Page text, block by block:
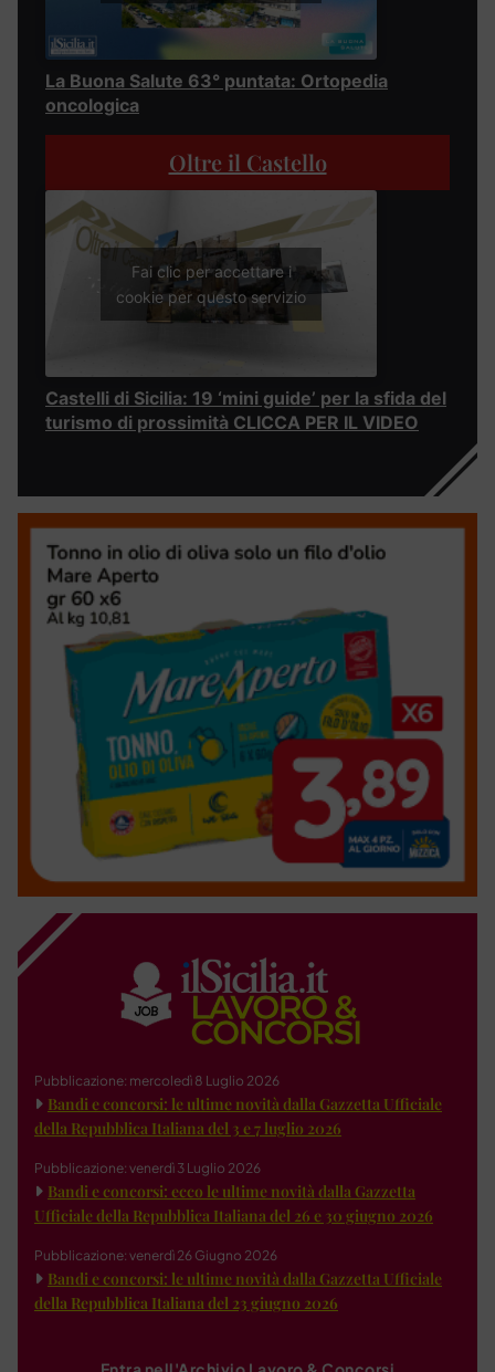
La Buona Salute 63° puntata: Ortopedia
oncologica
Oltre il Castello
Fai clic per accettare i
cookie per questo servizio
Castelli di Sicilia: 19 ‘mini guide’ per la sfida del
turismo di prossimità CLICCA PER IL VIDEO
Pubblicazione: mercoledì 8 Luglio 2026
Bandi e concorsi: le ultime novità dalla Gazzetta Ufficiale
della Repubblica Italiana del 3 e 7 luglio 2026
Pubblicazione: venerdì 3 Luglio 2026
Bandi e concorsi: ecco le ultime novità dalla Gazzetta
Ufficiale della Repubblica Italiana del 26 e 30 giugno 2026
Pubblicazione: venerdì 26 Giugno 2026
Bandi e concorsi: le ultime novità dalla Gazzetta Ufficiale
della Repubblica Italiana del 23 giugno 2026